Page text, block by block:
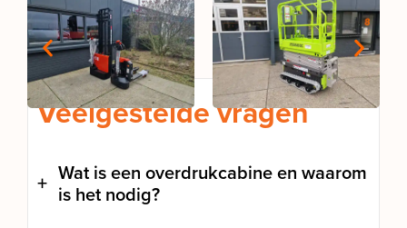
Veelgestelde vragen
Wat is een overdrukcabine en waarom
is het nodig?